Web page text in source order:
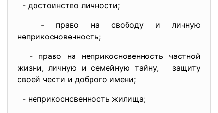
- достоинство личности;
- право на свободу и личную
неприкосновенность;
- право на неприкосновенность частной
жизни, личную и семейную тайну, защиту
своей чести и доброго имени;
- неприкосновенность жилища;